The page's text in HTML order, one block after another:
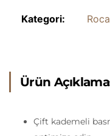
Kategori: Roca
Ürün
Çift kademeli